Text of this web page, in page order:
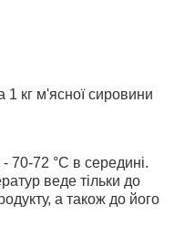
1 кг м'ясної сировини
- 70-72 °С в середині.
веде тільки до
а також до його